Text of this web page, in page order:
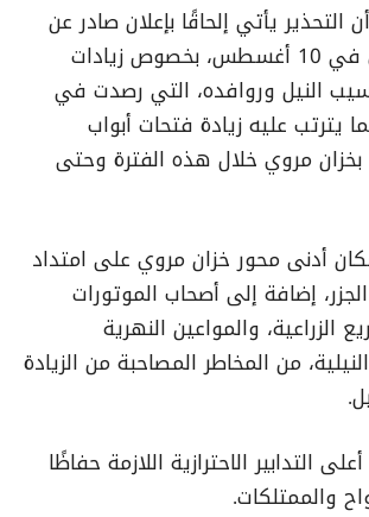
التحذير يأتي إلحاقًا بإعلان صادر عن
إدارة خزان مروي في 10 أغسطس، بخصوص زيادات
النيل وروافده، التي رصدت في
يترتب عليه زيادة فتحات أبواب
بخزان مروي خلال هذه الفترة وحتى
أدنى محور خزان مروي على امتداد
إضافة إلى أصحاب الموتورات
الزراعية، والمواعين النهرية
من المخاطر المصاحبة من الزيادة
التدابير الاحترازية اللازمة حفاظًا
والممتلكات.